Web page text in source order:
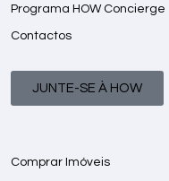
Programa HOW Concierge
Contactos
JUNTE-SE À HOW
Comprar Imóveis